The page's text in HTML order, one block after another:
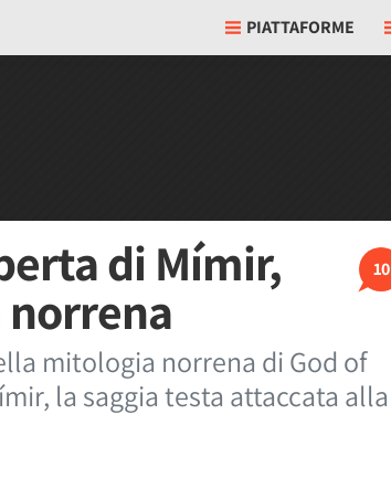
PIATTAFORME
10
di Mímir,
norrena
mitologia norrena di God of
la saggia testa attaccata alla